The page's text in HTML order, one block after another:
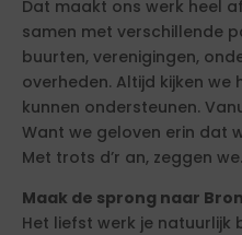
Dat maakt ons werk heel
samen met verschillende
buurten, verenigingen,
overheden. Altijd kijken we
kunnen ondersteunen.
Want we geloven erin dat
Met trots d’r an, zeggen we.
Maak de sprong naar
Het liefst werk je natuurlijk